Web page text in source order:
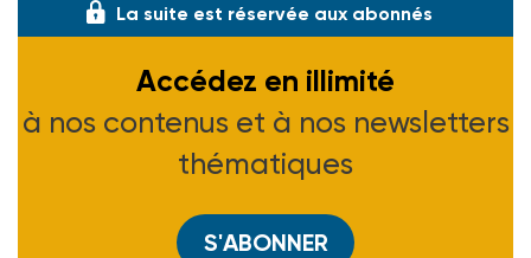
La suite est réservée aux abonnés
Accédez en illimité
à nos contenus et à nos newsletters
thématiques
S'ABONNER